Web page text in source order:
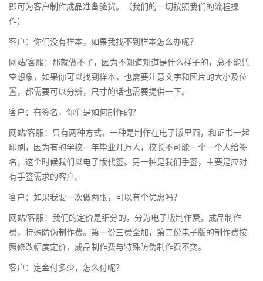
即可为客户制作成品准备验货。（我们的一切按照我们的流程操
作）
客户：你们没有样本，如果我找不到样本怎么办呢？
网站/客服：那就做不了，因为不知道知道是什么样子的，总不能凭
空想象，如果你可以找到样本，也需要注意文字和图片的大小及位
置，都需要可以分辨，尺寸的话也需要提供一下。
客户：有签名，你们是如何制作的？
网站/客服：只有两种方式，一种是制作在电子版里面，和证书一起
印刷，因为有的学校一年毕业几万人，校长不可能一个一个人给签
名，这个时候我们以电子版代签。另一种是我们手签，主要是应对
有手签需求的客户。
客户：如果我要一次做两张，可以有个优惠吗？
网站/客服：我们的定价是细分的，分为电子版制作费，成品制作
费，特殊防伪制作费。第一份三费全加，第二份电子版的制作费按
照修改幅度定价，成品制作费与特殊防伪制作费不变。
客户：定金付多少，怎么付呢？